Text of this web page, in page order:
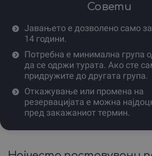
За оние кои сакаат подлабока
планинско доживување, ова е
По неколку часа јавање низ прекрасни
е организирана на автентично бачило.
Те очекува вистински планински ручек
традиционален зелник, домашно овчо
салата, придружено со пијалок.
стрелање со воздушни пушки – забава
Совети
Јавањето е дозволено само
14 години.
Потребна е минимална група
да се одржи турата. Ако сте
придружите до другата група.
Откажување или промена на
резервацијата е можна
пред закажаниот термин.